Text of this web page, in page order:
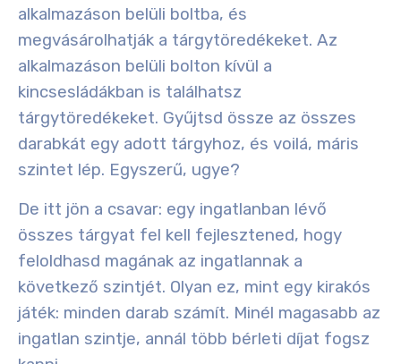
alkalmazáson belüli boltba, és
megvásárolhatják a tárgytöredékeket. Az
alkalmazáson belüli bolton kívül a
kincsesládákban is találhatsz
tárgytöredékeket. Gyűjtsd össze az összes
darabkát egy adott tárgyhoz, és voilá, máris
szintet lép. Egyszerű, ugye?
De itt jön a csavar: egy ingatlanban lévő
összes tárgyat fel kell fejlesztened, hogy
feloldhasd magának az ingatlannak a
következő szintjét. Olyan ez, mint egy kirakós
játék: minden darab számít. Minél magasabb az
ingatlan szintje, annál több bérleti díjat fogsz